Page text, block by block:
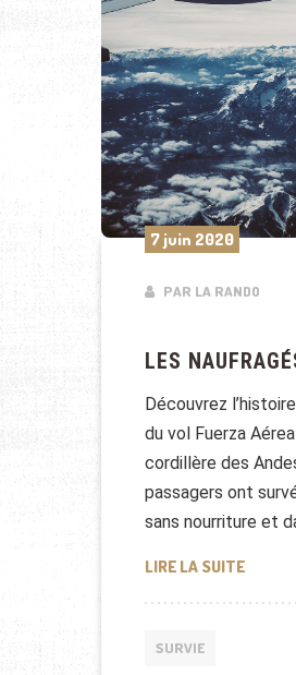
7 juin 2020
PAR LA RANDO
LES
Découvrez
du vol Fuerza
cordillère des
passagers ont
sans nourriture et
LIRE LA SUITELES
SURVIE